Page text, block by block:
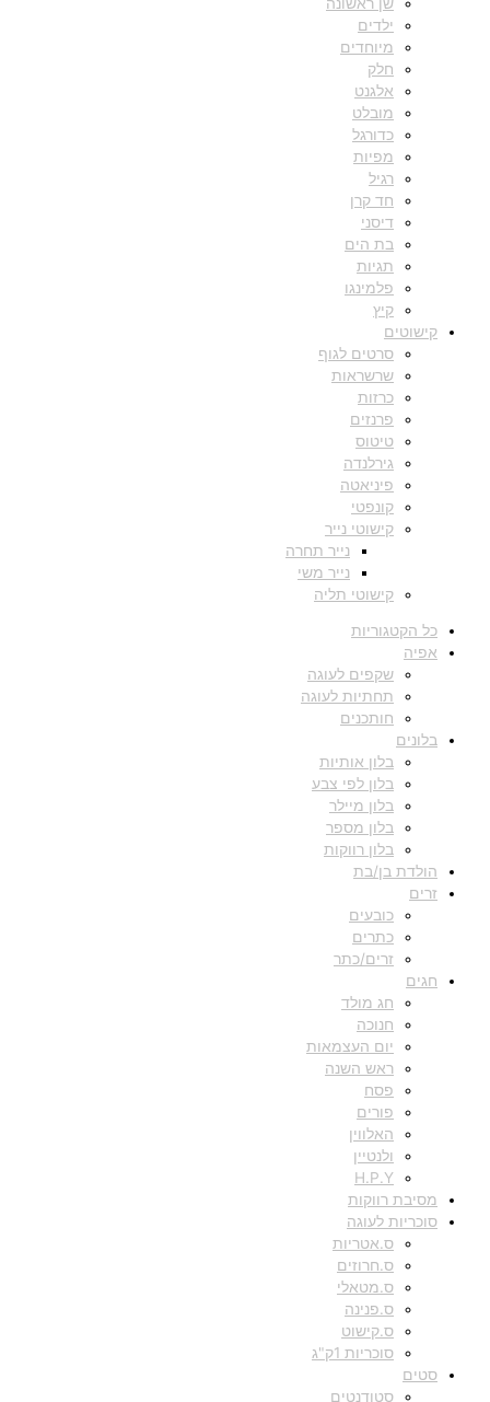
ילדים
מיוחדים
חלק
אלגנט
מובלט
כדורגל
מפיות
רגיל
חד קרן
דיסני
בת הים
תגיות
פלמינגו
קיץ
קישוטים
סרטים לגוף
שרשראות
כרזות
פרנזים
טיטוס
גירלנדה
פיניאטה
קונפטי
קישוטי נייר
נייר תחרה
נייר משי
קישוטי תליה
כל הקטגוריות
אפיה
שקפים לעוגה
תחתיות לעוגה
חותכנים
בלונים
בלון אותיות
בלון לפי צבע
בלון מיילר
בלון מספר
בלון רווקות
הולדת בן/בת
זרים
כובעים
כתרים
זרים/כתר
חגים
חג מולד
חנוכה
יום העצמאות
ראש השנה
פסח
פורים
האלווין
ולנטיין
H.P.Y
מסיבת רווקות
סוכריות לעוגה
ס.אטריות
ס.חרוזים
ס.מטאלי
ס.פנינה
ס.קישוט
סוכריות 1ק"ג
סטים
סטודנטים